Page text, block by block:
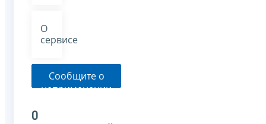
О
сервисе
Сообщите о
неприменении
О